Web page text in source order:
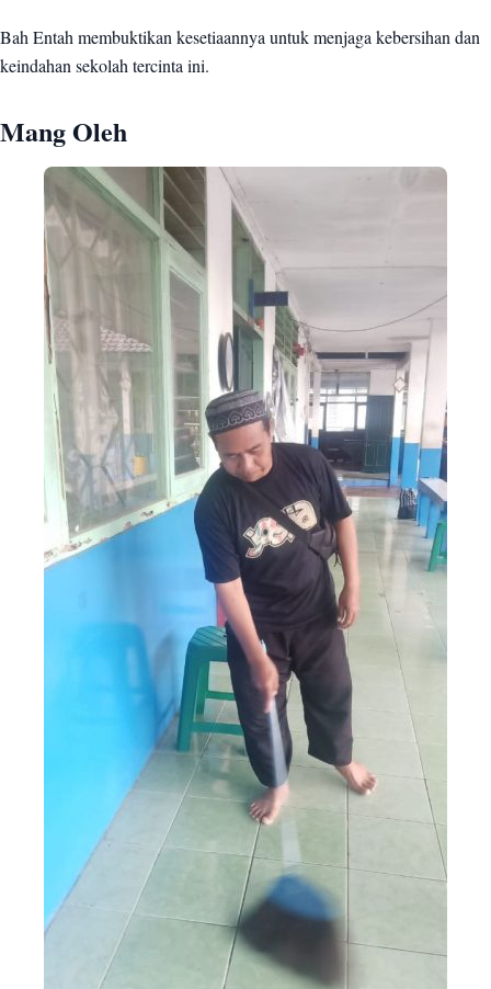
Bah Entah membuktikan kesetiaannya untuk menjaga kebersihan dan
keindahan sekolah tercinta ini.
Mang Oleh